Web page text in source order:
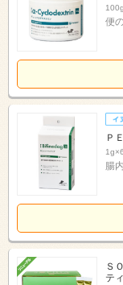
100g
便
Ｐ
腸
Ｓ
テ